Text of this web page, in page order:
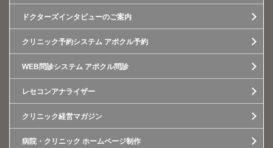
ドクターズインタビューのご案内
クリニック予約システム アポクル予約
WEB問診システム アポクル問診
レセコンアナライザー
クリニック経営マガジン
病院・クリニック ホームページ制作